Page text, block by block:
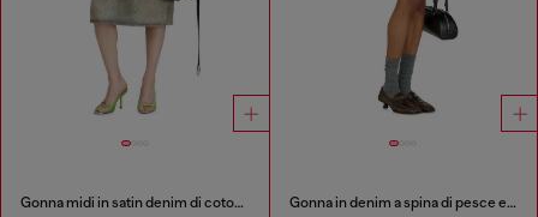
Gonna midi in satin denim di cotone e canapa Gonna in denim a spina di pesce effetto distressed